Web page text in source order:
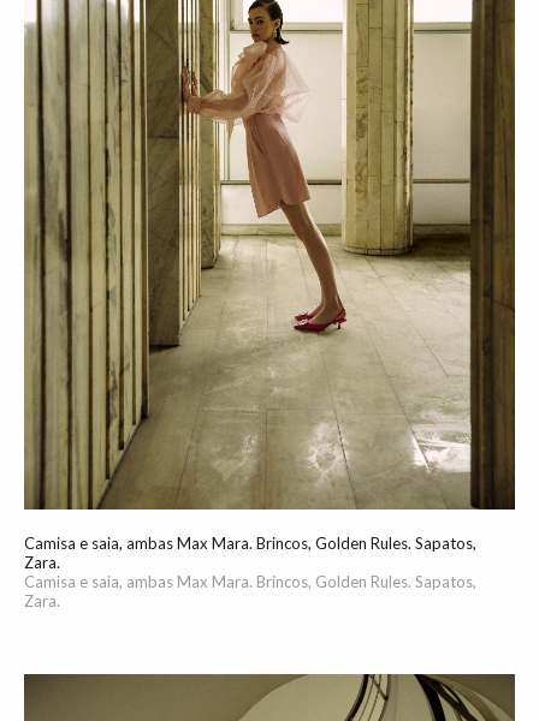
Camisa e saia, ambas Max Mara. Brincos, Golden Rules. Sapatos,
Zara.
Camisa e saia, ambas Max Mara. Brincos, Golden Rules. Sapatos,
Zara.